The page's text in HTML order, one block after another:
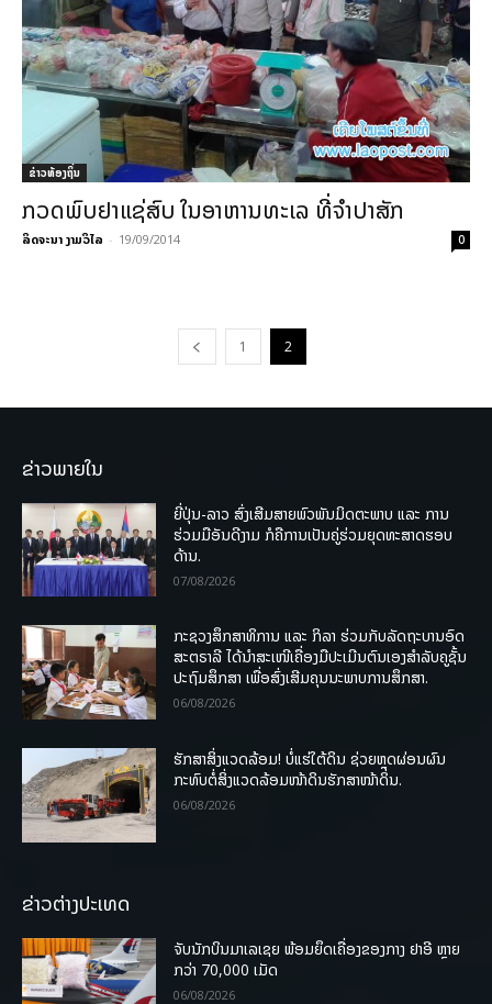
ຂ່າວທ້ອງຖິ່ນ
ກວດພົບຢາແຊ່ສົບ ໃນອາຫານທະເລ ທີ່ຈຳປາສັກ
ລິດຈະນາ ງາມວິໄລ - 19/09/2014 0
1 2
ຂ່າວພາຍໃນ
ຍີ່ປຸ່ນ-ລາວ ສົ່ງເສີມສາຍພົວພັນມິດຕະພາບ ແລະ ການ
ຮ່ວມມືອັນດີງາມ ກໍຄືການເປັນຄູ່ຮ່ວມຍຸດທະສາດຮອບ
ດ້ານ.
07/08/2026
ກະຊວງສຶກສາທິການ ແລະ ກິລາ ຮ່ວມກັບລັດຖະບານອົດ
ສະຕຣາລີ ໄດ້ນຳສະເໜີເຄື່ອງມືປະເມີນຕົນເອງສຳລັບຄູຊັ້ນ
ປະຖົມສຶກສາ ເພື່ອສົ່ງເສີມຄຸນນະພາບການສຶກສາ.
06/08/2026
ຮັກສາສິ່ງແວດລ້ອມ! ບໍ່ແຮ່ໃຕ້ດິນ ຊ່ວຍຫຼຸດຜ່ອນຜົນ
ກະທົບຕໍ່ສິ່ງແວດລ້ອມໜ້າດິນຮັກສາໜ້າດິນ.
06/08/2026
ຂ່າວຕ່າງປະເທດ
ຈັບນັກບິນມາເລເຊຍ ພ້ອມຍຶດເຄື່ອງຂອງກາງ ຢາອີ ຫຼາຍ
ກວ່າ 70,000 ເມັດ
06/08/2026